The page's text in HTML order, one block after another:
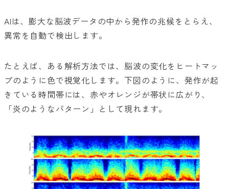
AIは、膨大な脳波データの中から発作の兆候をとらえ、
異常を自動で検出します。
たとえば、ある解析方法では、脳波の変化をヒートマッ
プのように色で視覚化します。下図のように、発作が起
きている時間帯には、赤やオレンジが帯状に広がり、
「炎のようなパターン」として現れます。